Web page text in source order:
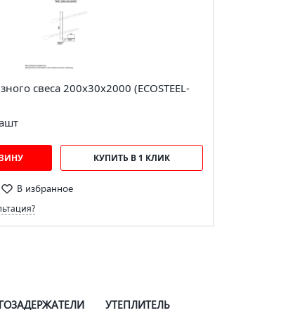
свеса 200х30х2000 (ECOSTEEL-
шт
КУПИТЬ В 1 КЛИК
В избранное
УТЕПЛИТЕЛЬ